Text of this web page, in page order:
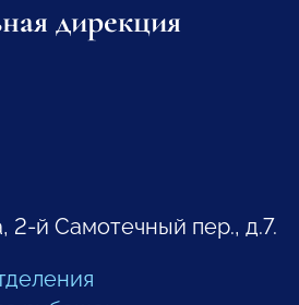
дирекция
2-й Самотечный пер., д.7.